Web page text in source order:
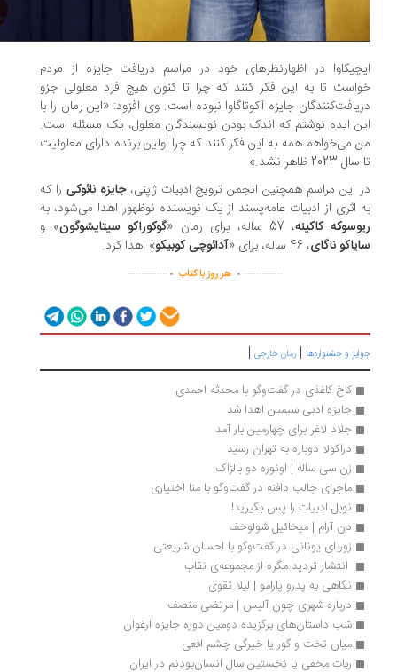
در اظهارنظرهای خود در مراسم دریافت جایزه از مردم
تا به این فکر کنند که چرا تا کنون هیچ فرد معلولی جزو
جایزه آکوتاگاوا نبوده است. وی افزود: «این رمان را با
ایده نوشتم که اندک بودن نویسندگان معلول، یک مسئله است.
می‌خواهم همه به این فکر کنند که چرا اولین برنده دارای معلولیت
این مراسم همچنین انجمن ترویج ادبیات ژاپنی، جایزه نائوکی را که
اثری از ادبیات عامه‌پسند از یک نویسنده نوظهور اهدا می‌شود، به
کاکینه ، 57 ساله، برای رمان « گوکوراکو سیتایشوگون» و
ناگای، 46 ساله، برای « آدائوچی کوبیکو» اهدا کرد.
...............
. هر روز با کتاب .
...............
و جشنواره‌ها|رمان خارجی|
کاخ کاغذی در گفت‌وگو با محدثه احمدی
جایزه ادبی سیمین اهدا شد
جلاد لاغر برای چهارمین بار آمد
دراکولا دوباره به تهران رسید
زن سی ساله | اونوره دو بالزاک
ماجرای جالب دافنه در گفت‌وگو با منا اختیاری
نوبل ادبیات را پس بگیرید!
دن آرام | میخائیل شولوخف
زوربای یونانی در گفت‌وگو با احسان شریعتی
انتشار تردید مگره از مجموعه‌ی نقاب
نگاهی به پدرو پارامو | لیلا تقوی
درباره شهری چون آلیس | مرتضی منصف
شب داستان‌های برگزیده دومین دوره جایزه ارغوان
میان تخت و گور یا خیرگی چشم افعی
ربات مخفی یا نخستین سال انسان‌بودنم در ایران